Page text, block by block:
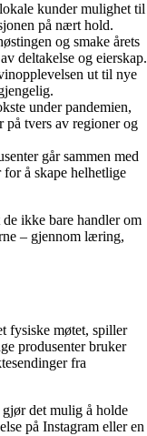
kunder mulighet til
på nært hold.
og smake årets
deltakelse og eierskap.
ut til nye
under pandemien,
på tvers av regioner og
går sammen med
for å skape helhetlige
ikke bare handler om
– gjennom læring,
fysiske møtet, spiller
produsenter bruker
fra
det mulig å holde
på Instagram eller en